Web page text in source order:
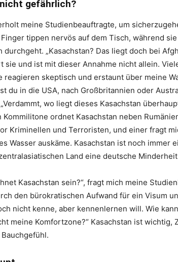
gefährlich?
meine Studienbeauftragte, um
tippen nervös auf dem Tisch, während
„Kasachstan? Das liegt doch bei
sie und ist mit dieser Annahme nicht allein.
reagieren skeptisch und erstaunt über meine
du in die USA, nach Großbritannien oder
wo liegt dieses Kasachstan
ordnet Kasachstan neben
Kriminellen und Terroristen, und einer fragt
Wasser auskäme. Kasachstan ist noch immer
Land eine deutsche
Kasachstan sein?“, fragt mich meine
den bürokratischen Aufwand für ein Visum
nicht kenne, aber kennenlernen will. Wie
meine Komfortzone?“ Kasachstan ist wichtig,